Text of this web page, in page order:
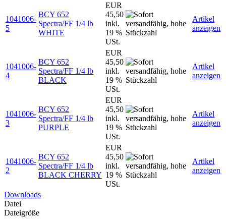
1041006-
5
BCY 652
Spectra/FF 1/4 lb
WHITE
EUR
45,50
inkl.
19 %
USt.
Artikel
anzeigen
1041006-
4
BCY 652
Spectra/FF 1/4 lb
BLACK
EUR
45,50
inkl.
19 %
USt.
Artikel
anzeigen
1041006-
3
BCY 652
Spectra/FF 1/4 lb
PURPLE
EUR
45,50
inkl.
19 %
USt.
Artikel
anzeigen
1041006-
2
BCY 652
Spectra/FF 1/4 lb
BLACK CHERRY
EUR
45,50
inkl.
19 %
USt.
Artikel
anzeigen
Downloads
Datei
Dateigröße